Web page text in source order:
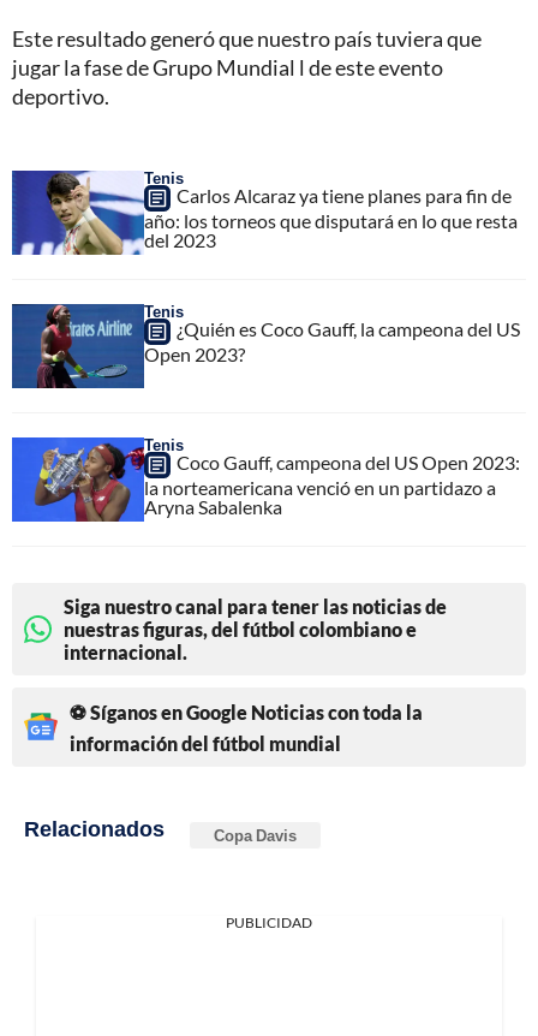
Este resultado generó que nuestro país tuviera que
jugar la fase de Grupo Mundial l de este evento
deportivo.
Tenis
Carlos Alcaraz ya tiene planes para fin de
año: los torneos que disputará en lo que resta
del 2023
Tenis
¿Quién es Coco Gauff, la campeona del US
Open 2023?
Tenis
Coco Gauff, campeona del US Open 2023:
la norteamericana venció en un partidazo a
Aryna Sabalenka
Siga nuestro canal para tener las noticias de
nuestras figuras, del fútbol colombiano e
internacional.
⚽ Síganos en Google Noticias con toda la
información del fútbol mundial
Relacionados Copa Davis
PUBLICIDAD